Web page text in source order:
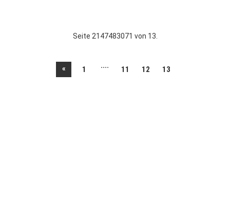
Seite 2147483071 von 13.
« 1 .... 11 12 13